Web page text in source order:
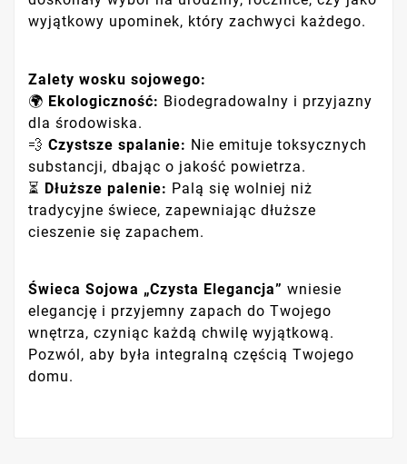
wyjątkowy upominek, który zachwyci każdego.
Zalety wosku sojowego:
🌍 Ekologiczność: Biodegradowalny i przyjazny
dla środowiska.
💨 Czystsze spalanie: Nie emituje toksycznych
substancji, dbając o jakość powietrza.
⏳ Dłuższe palenie: Palą się wolniej niż
tradycyjne świece, zapewniając dłuższe
cieszenie się zapachem.
Świeca Sojowa „Czysta Elegancja” wniesie
elegancję i przyjemny zapach do Twojego
wnętrza, czyniąc każdą chwilę wyjątkową.
Pozwól, aby była integralną częścią Twojego
domu.